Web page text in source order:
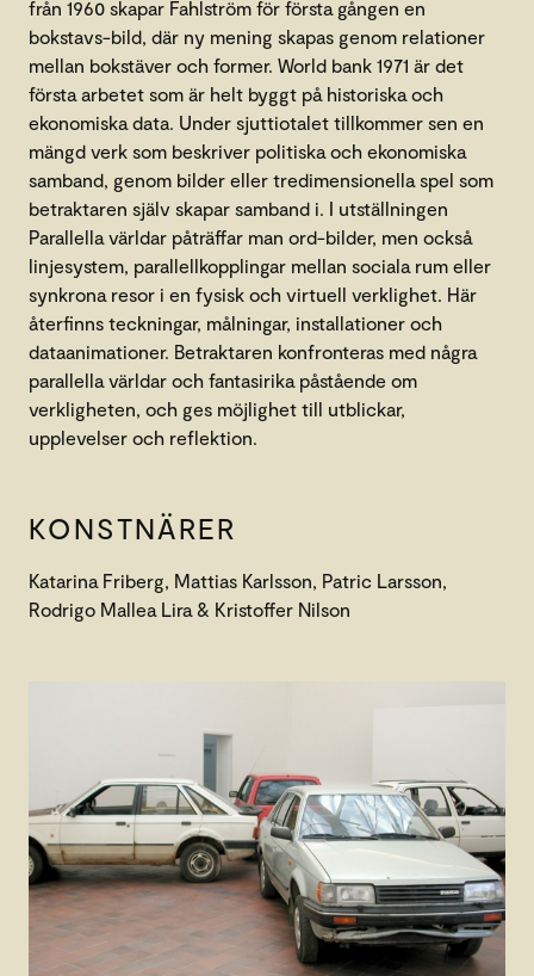
från 1960 skapar Fahlström för första gången en
bokstavs-bild, där ny mening skapas genom relationer
mellan bokstäver och former. World bank 1971 är det
första arbetet som är helt byggt på historiska och
ekonomiska data. Under sjuttiotalet tillkommer sen en
mängd verk som beskriver politiska och ekonomiska
samband, genom bilder eller tredimensionella spel som
betraktaren själv skapar samband i. I utställningen
Parallella världar påträffar man ord-bilder, men också
linjesystem, parallellkopplingar mellan sociala rum eller
synkrona resor i en fysisk och virtuell verklighet. Här
återfinns teckningar, målningar, installationer och
dataanimationer. Betraktaren konfronteras med några
parallella världar och fantasirika påstående om
verkligheten, och ges möjlighet till utblickar,
upplevelser och reflektion.
KONSTNÄRER
Katarina Friberg, Mattias Karlsson, Patric Larsson,
Rodrigo Mallea Lira & Kristoffer Nilson